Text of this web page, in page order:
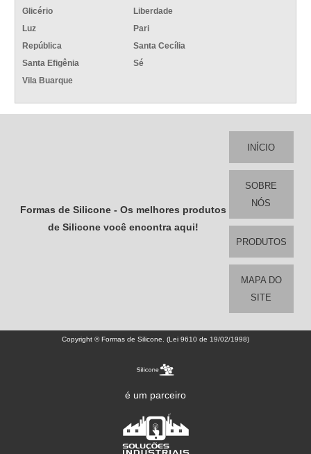
Glicério
Liberdade
Luz
Pari
República
Santa Cecília
Santa Efigênia
Sé
Vila Buarque
Formas de Silicone - Os melhores produtos
de Silicone você encontra aqui!
INÍCIO
SOBRE
NÓS
PRODUTOS
MAPA DO
SITE
Copyright © Formas de Silicone. (Lei 9610 de 19/02/1998)
é um parceiro